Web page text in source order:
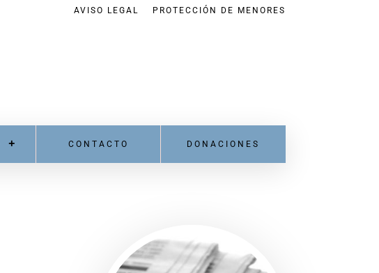
AVISO LEGAL PROTECCIÓN DE MENORES
CONTACTO DONACIONES